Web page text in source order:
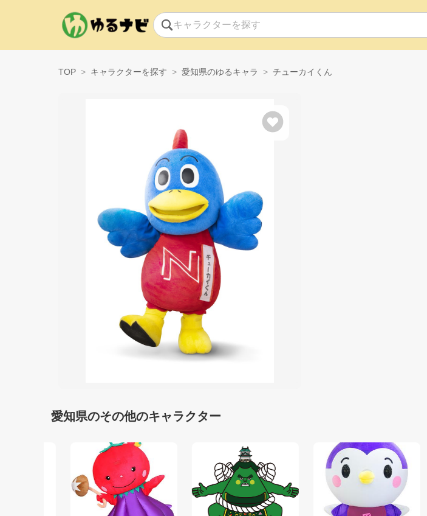
TOP キャラクターを探す 愛知県のゆるキャラ チューカイくん
愛知県のその他のキャラクター